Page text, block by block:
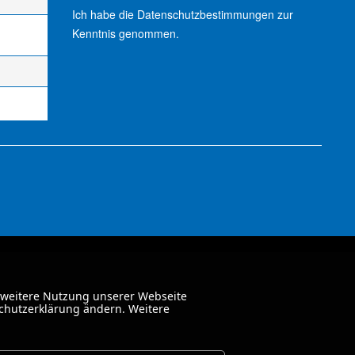
Ich habe die Datenschutzbestimmungen zur
Kenntnis genommen.
Nutzung unserer Webseite
ändern. Weitere